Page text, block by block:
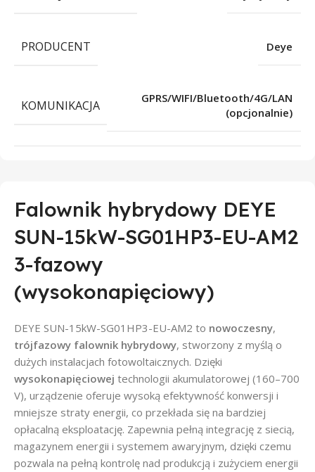
Falownik hybrydowy DEYE
SUN-15kW-SG01HP3-EU-AM2
3-fazowy
(wysokonapięciowy)
DEYE SUN-15kW-SG01HP3-EU-AM2 to nowoczesny,
trójfazowy falownik hybrydowy, stworzony z myślą o
dużych instalacjach fotowoltaicznych. Dzięki
wysokonapięciowej technologii akumulatorowej (160–700
V), urządzenie oferuje wysoką efektywność konwersji i
mniejsze straty energii, co przekłada się na bardziej
opłacalną eksploatację. Zapewnia pełną integrację z siecią,
magazynem energii i systemem awaryjnym, dzięki czemu
pozwala na pełną kontrolę nad produkcją i zużyciem energii
PRODUCENT Deye
KOMUNIKACJA
GPRS/WIFI/Bluetooth/4G/LAN
(opcjonalnie)